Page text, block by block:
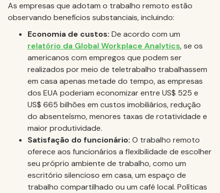
As empresas que adotam o trabalho remoto estão
observando benefícios substanciais, incluindo:
Economia de custos: De acordo com um
relatório da Global Workplace Analytics, se os
americanos com empregos que podem ser
realizados por meio de teletrabalho trabalhassem
em casa apenas metade do tempo, as empresas
dos EUA poderiam economizar entre US$ 525 e
US$ 665 bilhões em custos imobiliários, redução
do absenteísmo, menores taxas de rotatividade e
maior produtividade.
Satisfação do funcionário: O trabalho remoto
oferece aos funcionários a flexibilidade de escolher
seu próprio ambiente de trabalho, como um
escritório silencioso em casa, um espaço de
trabalho compartilhado ou um café local. Políticas